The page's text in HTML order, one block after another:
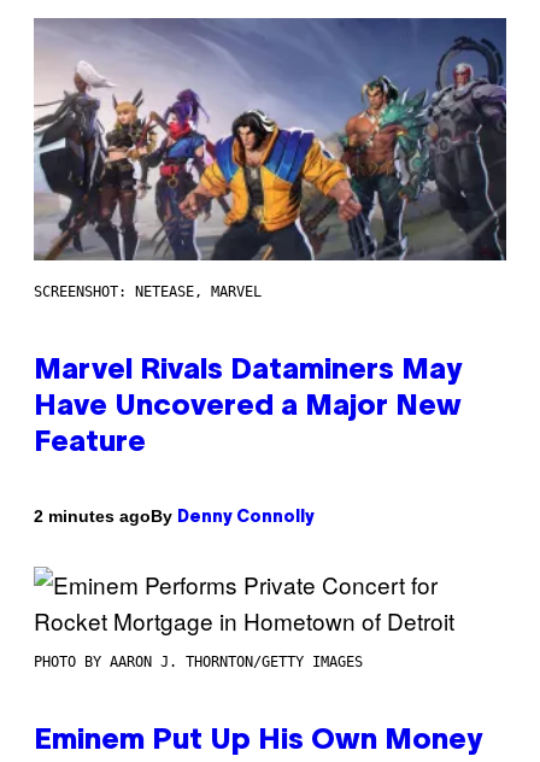
SCREENSHOT: NETEASE, MARVEL
Marvel Rivals Dataminers May
Have Uncovered a Major New
Feature
2 minutes agoBy Denny Connolly
PHOTO BY AARON J. THORNTON/GETTY IMAGES
Eminem Put Up His Own Money